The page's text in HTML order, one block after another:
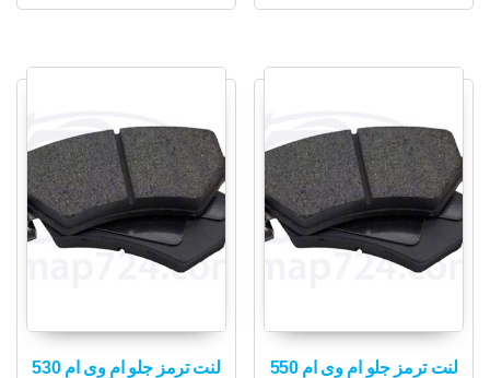
لنت ترمز جلو ام وی ام 550
لنت ترمز جلو ام وی ام 530